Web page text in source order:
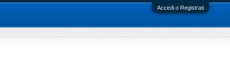
Accedi o Registrati